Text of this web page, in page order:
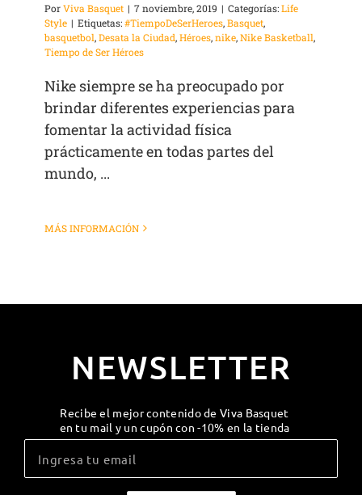
PorViva Basquet | 7 noviembre, 2019 | Categorías:Life
Style | Etiquetas:#TiempoDeSerHeroes,Basquet,
basquetbol,Desata la Ciudad,Héroes,nike,Nike Basketball,
Tiempo de Ser Héroes
Nike siempre se ha preocupado por
brindar diferentes experiencias para
fomentar la actividad física
prácticamente en todas partes del
mundo, ...
MÁS INFORMACIÓN
NEWSLETTER
Recibe el mejor contenido de Viva Basquet
en tu mail y un cupón con -10% en la tienda